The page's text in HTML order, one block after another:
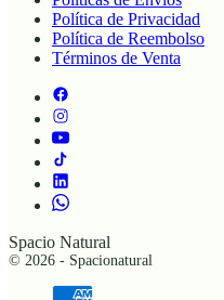
Política de Privacidad
Política de Reembolso
Términos de Venta
Spacio Natural
© 2026 - Spacionatural